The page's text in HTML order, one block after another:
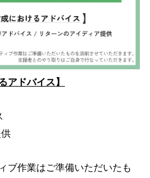
アドバイス】
ブ作業はご準備いただいたも